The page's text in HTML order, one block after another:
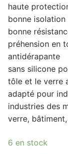
haute
bonne
bonne
préhension en
antidérapante
sans silicone
tôle et le verre
adapté pour
industries des
verre,
6 en stock